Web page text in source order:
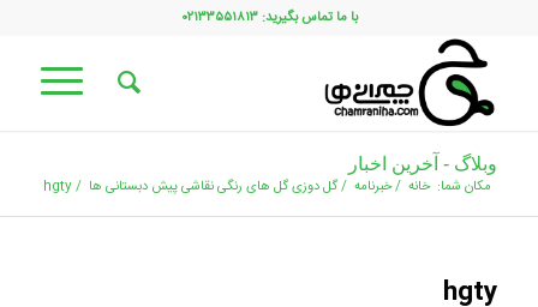
با ما تماس بگیرید: ۰۲۱۳۳۵۵۱۸۱۳
وبلاگ - آخرین اخبار
مکان شما: خانه /خبرنامه /گل دوزی گل های رنگی نقاشی پیش دبستانی ها /
hgty
hgty